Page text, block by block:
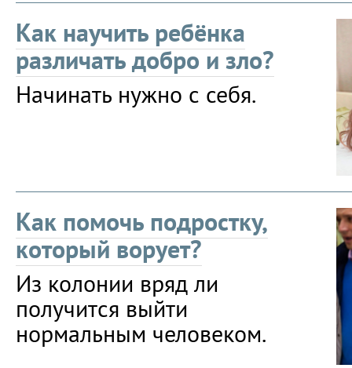
Как научить ребёнка
различать добро и зло?
Начинать нужно с себя.
Как помочь подростку,
который ворует?
Из колонии вряд ли
получится выйти
нормальным человеком.